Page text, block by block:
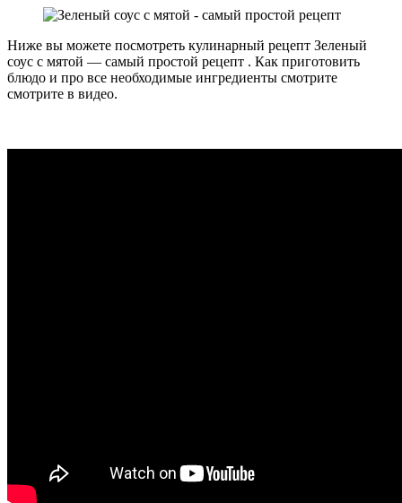
Ниже вы можете посмотреть кулинарный рецепт Зеленый
соус с мятой — самый простой рецепт . Как приготовить
блюдо и про все необходимые ингредиенты смотрите
смотрите в видео.